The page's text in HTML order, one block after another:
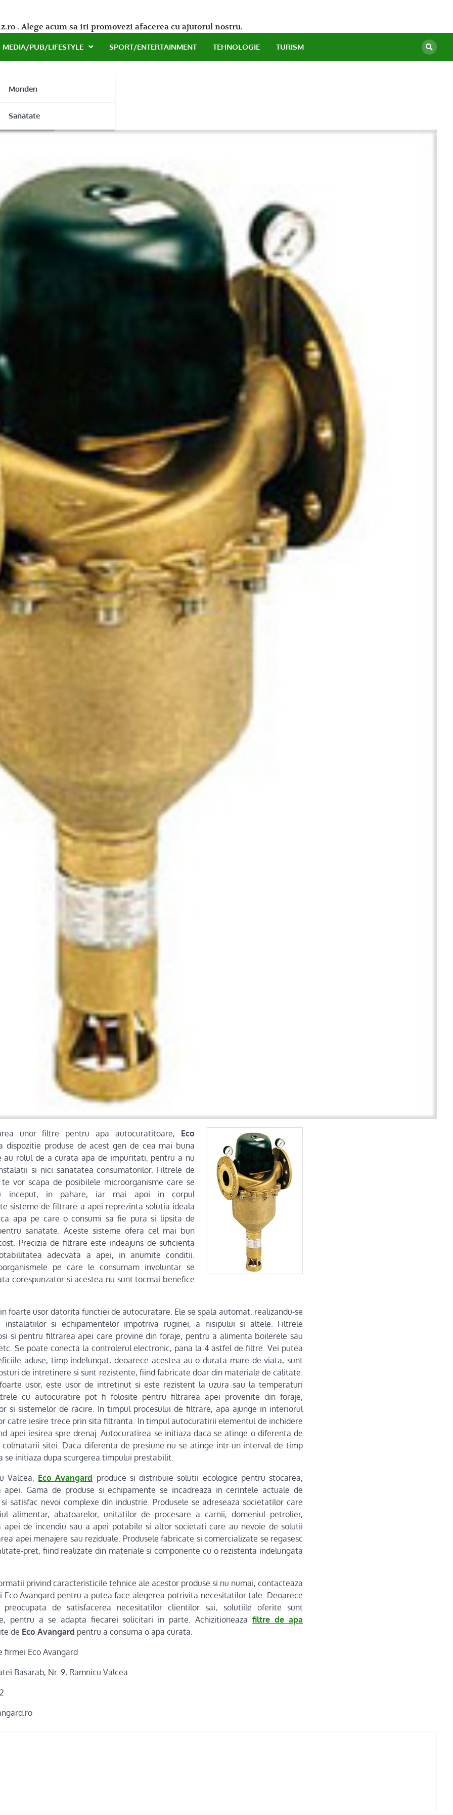
. Alege acum sa iti promovezi afacerea cu ajutorul nostru.
MEDIA/PUB/LIFESTYLE
Monden
Sanatate
SPORT/ENTERTAINMENT TEHNOLOGIE TURISM
sanatate!
unor filtre pentru apa autocuratitoare, Eco
dispozitie produse de acest gen de cea mai buna
au rolul de a curata apa de impuritati, pentru a nu
si nici sanatatea consumatorilor. Filtrele de
vor scapa de posibilele microorganisme care se
inceput, in pahare, iar mai apoi in corpul
sisteme de filtrare a apei reprezinta solutia ideala
apa pe care o consumi sa fie pura si lipsita de
sanatate. Aceste sisteme ofera cel mai bun
Precizia de filtrare este indeajuns de suficienta
adecvata a apei, in anumite conditii.
pe care le consumam involuntar se
corespunzator si acestea nu sunt tocmai benefice
foarte usor datorita functiei de autocuratare. Ele se spala automat, realizandu-se
si echipamentelor impotriva ruginei, a nisipului si altele. Filtrele
si pentru filtrarea apei care provine din foraje, pentru a alimenta boilerele sau
Se poate conecta la controlerul electronic, pana la 4 astfel de filtre. Vei putea
aduse, timp indelungat, deoarece acestea au o durata mare de viata, sunt
de intretinere si sunt rezistente, fiind fabricate doar din materiale de calitate.
usor, este usor de intretinut si este rezistent la uzura sau la temperaturi
cu autocuratire pot fi folosite pentru filtrarea apei provenite din foraje,
si sistemelor de racire. In timpul procesului de filtrare, apa ajunge in interiorul
catre iesire trece prin sita filtranta. In timpul autocuratirii elementul de inchidere
apei iesirea spre drenaj. Autocuratirea se initiaza daca se atinge o diferenta de
sitei. Daca diferenta de presiune nu se atinge intr-un interval de timp
initiaza dupa scurgerea timpului prestabilit.
Valcea, Eco Avangard produce si distribuie solutii ecologice pentru stocarea,
Gama de produse si echipamente se incadreaza in cerintele actuale de
satisfac nevoi complexe din industrie. Produsele se adreseaza societatilor care
alimentar, abatoarelor, unitatilor de procesare a carnii, domeniul petrolier,
apei de incendiu sau a apei potabile si altor societati care au nevoie de solutii
apei menajere sau reziduale. Produsele fabricate si comercializate se regasesc
pret, fiind realizate din materiale si componente cu o rezistenta indelungata
privind caracteristicile tehnice ale acestor produse si nu numai, contacteaza
Eco Avangard pentru a putea face alegerea potrivita necesitatilor tale. Deoarece
preocupata de satisfacerea necesitatilor clientilor sai, solutiile oferite sunt
pentru a se adapta fiecarei solicitari in parte. Achizitioneazafiltre de apa
de Eco Avangard pentru a consuma o apa curata.
firmei Eco Avangard
Basarab, Nr. 9, Ramnicu Valcea